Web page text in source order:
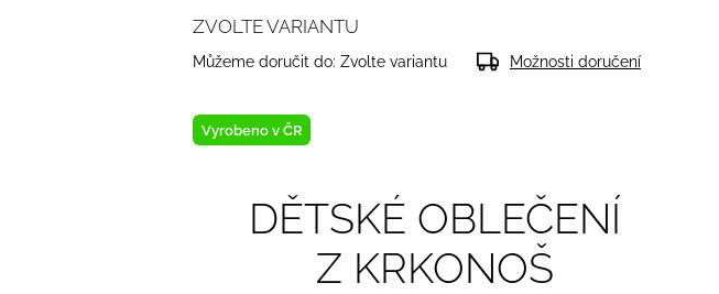
Vyrobeno v ČR
DĚTSKÉ OBLEČENÍ
Z KRKONOŠ
ZVOLTE VARIANTU
Můžeme doručit do: Zvolte variantu Možnosti doručení